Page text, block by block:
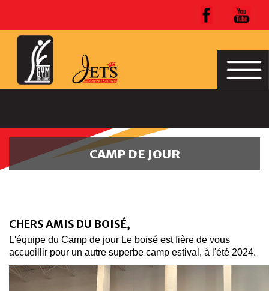
CAMP DE JOUR
CHERS AMIS DU BOISÉ,
L'équipe du Camp de jour Le boisé est fière de vous
accueillir pour un autre superbe camp estival, à l'été 2024.